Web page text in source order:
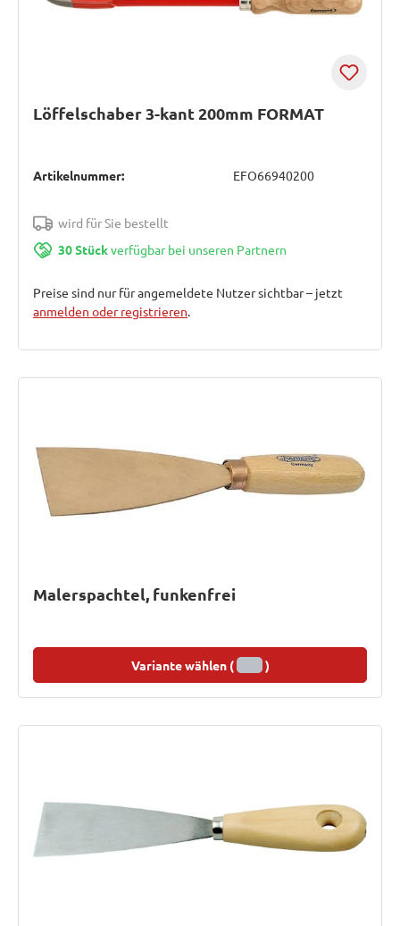
Löffelschaber 3-kant 200mm FORMAT
Artikelnummer: EFO66940200
wird für Sie bestellt
30 Stückverfügbar bei unseren Partnern
Preise sind nur für angemeldete Nutzer sichtbar – jetzt
anmelden oder registrieren.
Malerspachtel, funkenfrei
Variante wählen ( )